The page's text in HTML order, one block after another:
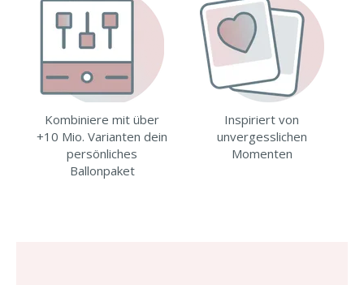
Kombiniere mit über
+10 Mio. Varianten dein
persönliches
Ballonpaket
Inspiriert von
unvergesslichen
Momenten